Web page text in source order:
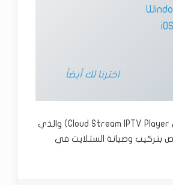
اخترنا لك أيضاً
وهكذا تكون قد تعرفت على مشغل IPTV كلاود ستريم الشهير (تطبيق مشغل Cloud Stream IPTV Player) والذي
بتركيب وصيانة الستلايت في